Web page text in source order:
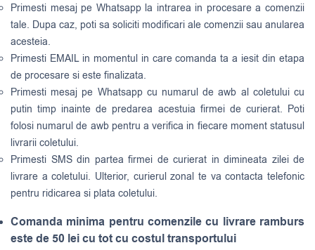
Primesti mesaj pe Whatsapp la intrarea in procesare a comenzii
tale. Dupa caz, poti sa soliciti modificari ale comenzii sau anularea
acesteia.
Primesti EMAIL in momentul in care comanda ta a iesit din etapa
de procesare si este finalizata.
Primesti mesaj pe Whatsapp cu numarul de awb al coletului cu
putin timp inainte de predarea acestuia firmei de curierat. Poti
folosi numarul de awb pentru a verifica in fiecare moment statusul
livrarii coletului.
Primesti SMS din partea firmei de curierat in dimineata zilei de
livrare a coletului. Ulterior, curierul zonal te va contacta telefonic
pentru ridicarea si plata coletului.
Comanda minima pentru comenzile cu livrare ramburs
este de 50 lei cu tot cu costul transportului